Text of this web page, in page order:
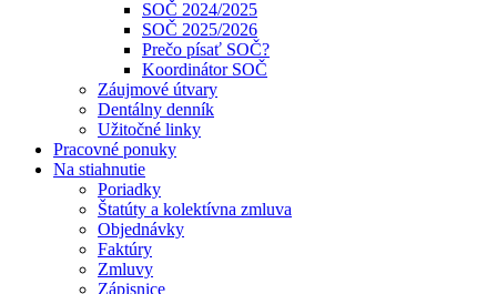
SOČ 2024/2025
SOČ 2025/2026
Prečo písať SOČ?
Koordinátor SOČ
Záujmové útvary
Dentálny denník
Užitočné linky
Pracovné ponuky
Na stiahnutie
Poriadky
Štatúty a kolektívna zmluva
Objednávky
Faktúry
Zmluvy
Zápisnice